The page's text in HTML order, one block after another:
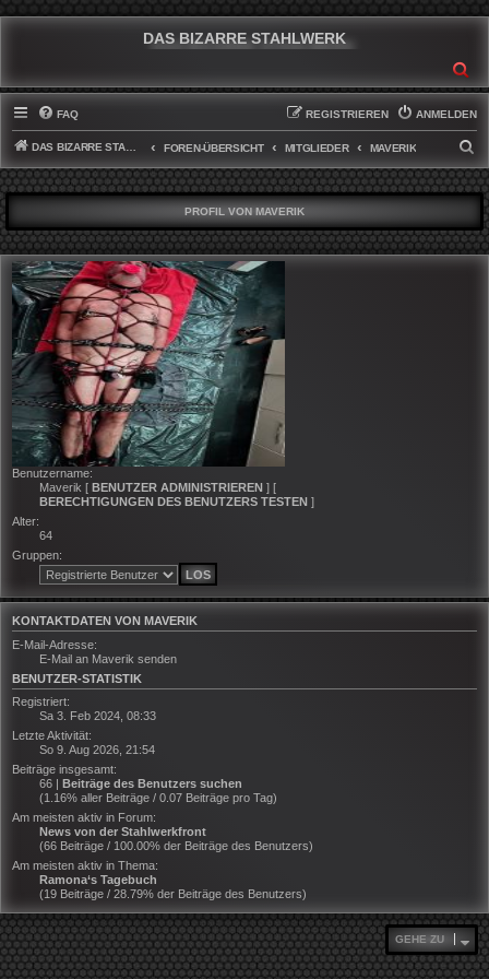
DAS BIZARRE STAHLWERK
FAQ ANMELDEN
REGISTRIEREN
DAS BIZARRE STAHLWERK FOREN-ÜBERSICHT MITGLIEDER MAVERIK
U
C
H
E
PROFIL VON MAVERIK
Benutzername:
Maverik [ BENUTZER ADMINISTRIEREN ] [
BERECHTIGUNGEN DES BENUTZERS TESTEN ]
Alter:
64
Gruppen:
KONTAKTDATEN VON MAVERIK
E-Mail-Adresse:
E-Mail an Maverik senden
BENUTZER-STATISTIK
Registriert:
Sa 3. Feb 2024, 08:33
Letzte Aktivität:
So 9. Aug 2026, 21:54
Beiträge insgesamt:
66 | Beiträge des Benutzers suchen
(1.16% aller Beiträge / 0.07 Beiträge pro Tag)
Am meisten aktiv in Forum:
News von der Stahlwerkfront
(66 Beiträge / 100.00% der Beiträge des Benutzers)
Am meisten aktiv in Thema:
Ramona‘s Tagebuch
(19 Beiträge / 28.79% der Beiträge des Benutzers)
GEHE ZU